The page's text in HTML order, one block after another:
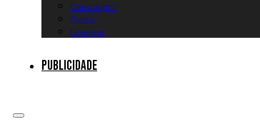
Canoagem
Futsal
Diversos
Publicidade